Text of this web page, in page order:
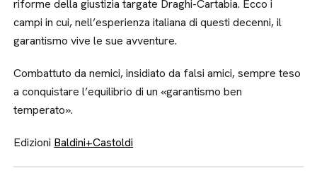
riforme della giustizia targate Draghi-Cartabia. Ecco i
campi in cui, nell’esperienza italiana di questi decenni, il
garantismo vive le sue avventure.
Combattuto da nemici, insidiato da falsi amici, sempre teso
a conquistare l’equilibrio di un «garantismo ben
temperato».
Edizioni Baldini+Castoldi